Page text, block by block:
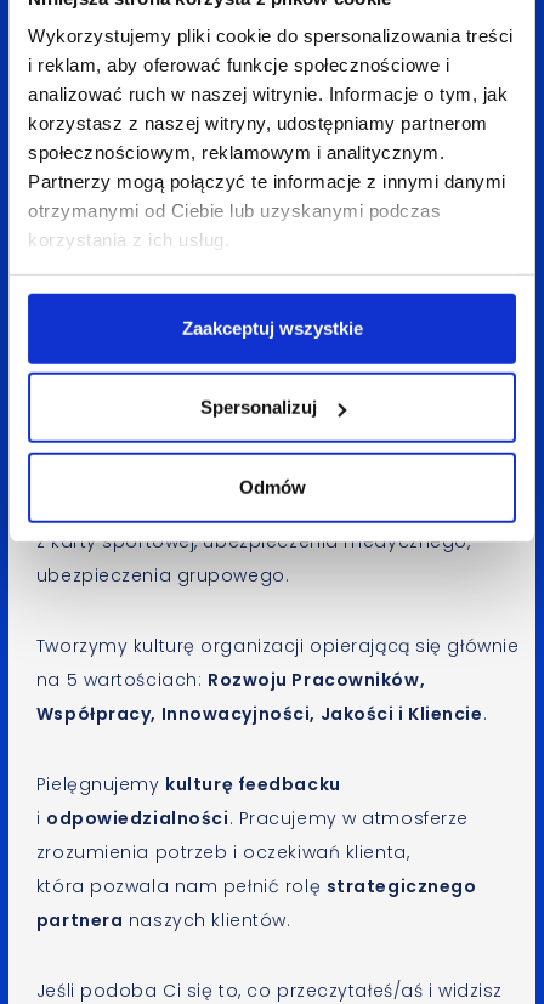
Wykorzystujemy pliki cookie do spersonalizowania treści
i reklam, aby oferować funkcje społecznościowe i
analizować ruch w naszej witrynie. Informacje o tym, jak
korzystasz z naszej witryny, udostępniamy partnerom
społecznościowym, reklamowym i analitycznym.
Partnerzy mogą połączyć te informacje z innymi danymi
otrzymanymi od Ciebie lub uzyskanymi podczas
korzystania z ich usług.
Zaakceptuj wszystkie
Spersonalizuj
Odmów
bezpłatne konsultacje psychologiczne.
Lubimy spędzać czas razem, dlatego
Blueranki integrują sięw ramach swoich działów
(każdy team ma na to swój dedykowany budżet),
ale i w ramach corocznego ogólnofirmowego
wyjazdu Bluetrip .
Każdemu pracownikowi przysługujeBluepakiet,
w ramach którego pracownicy mogą skorzystać
z dofinansowania różnych aktywności
(np. sportowych, kulturalnych) lub do urlopu.
Dodatkowo proponujemy dostęp do platformy
z karty sportowej, ubezpieczenia medycznego,
ubezpieczenia grupowego.
Tworzymy kulturę organizacji opierającą się głównie
na 5 wartościach: Rozwoju Pracowników,
Współpracy, Innowacyjności, Jakości i Kliencie.
Pielęgnujemy kulturę feedbacku
i odpowiedzialności. Pracujemy w atmosferze
zrozumienia potrzeb i oczekiwań klienta,
która pozwala nam pełnić rolę strategicznego
partnera naszych klientów.
Jeśli podoba Ci się to, co przeczytałeś/aś i widzisz